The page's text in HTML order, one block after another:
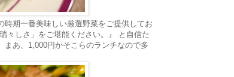
期一番美味しい厳選野菜をご提供してお
々しさ」をご堪能ください。』 と自信た
まあ、1,000円かそこらのランチなので多